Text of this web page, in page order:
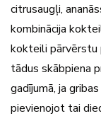
citrusaugļi,
kombinācija
kokteili pārvērstu
tādus skābpiena
gadījumā, ja
pievienojot tai